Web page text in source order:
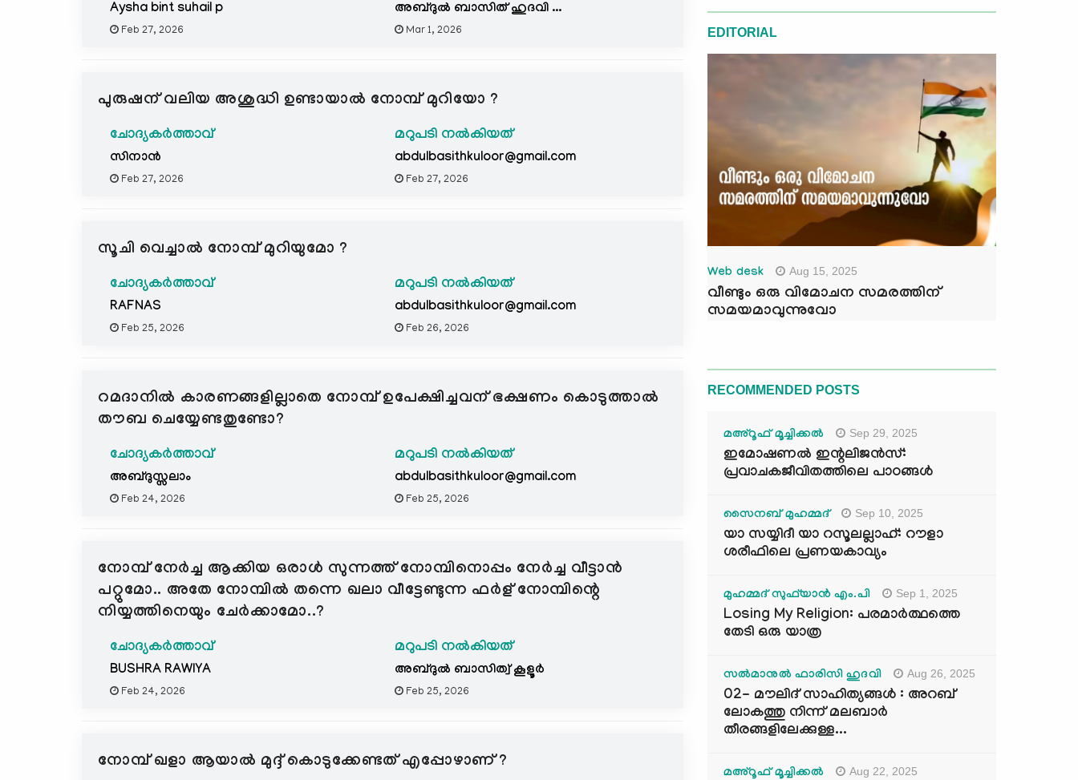
Aysha bint suhail p
Feb 27, 2026
അബ്ദുൽ ബാസിത് ഹുദവി ...
Mar 1, 2026
പുരുഷന് വലിയ അശുദ്ധി ഉണ്ടായാൽ നോമ്പ് മുറിയോ ?
ചോദ്യകർത്താവ്
സിനാൻ
Feb 27, 2026
മറുപടി നൽകിയത്
abdulbasithkuloor@gmail.com
Feb 27, 2026
സൂചി വെച്ചാൽ നോമ്പ് മുറിയുമോ ?
ചോദ്യകർത്താവ്
RAFNAS
Feb 25, 2026
മറുപടി നൽകിയത്
abdulbasithkuloor@gmail.com
Feb 26, 2026
റമദാനിൽ കാരണങ്ങളില്ലാതെ നോമ്പ് ഉപേക്ഷിച്ചവന് ഭക്ഷണം കൊടുത്താൽ
തൗബ ചെയ്യേണ്ടതുണ്ടോ?
ചോദ്യകർത്താവ്
അബ്ദുസ്സലാം
Feb 24, 2026
മറുപടി നൽകിയത്
abdulbasithkuloor@gmail.com
Feb 25, 2026
നോമ്പ് നേർച്ച ആക്കിയ ഒരാൾ സുന്നത്ത് നോമ്പിനൊപ്പം നേർച്ച വീട്ടാൻ
പറ്റുമോ.. അതേ നോമ്പിൽ തന്നെ ഖലാ വീട്ടേണ്ടുന്ന ഫർള് നോമ്പിന്റെ
നിയ്യത്തിനെയും ചേർക്കാമോ..?
ചോദ്യകർത്താവ്
BUSHRA RAWIYA
Feb 24, 2026
മറുപടി നൽകിയത്
അബ്ദുല്‍ ബാസിത്വ് കൂളൂര്‍
Feb 25, 2026
നോമ്പ് ഖളാ ആയാൽ മുദ്ദ് കൊടുക്കേണ്ടത് എപ്പോഴാണ് ?
EDITORIAL
Web desk Aug 15, 2025
വീണ്ടും ഒരു വിമോചന സമരത്തിന്
സമയമാവുന്നുവോ
RECOMMENDED POSTS
മഅ്റൂഫ് മൂച്ചിക്കല്‍ Sep 29, 2025
ഇമോഷണൽ ഇന്റലിജൻസ്:
പ്രവാചകജീവിതത്തിലെ പാഠങ്ങൾ
സൈനബ് മുഹമ്മദ് Sep 10, 2025
യാ സയ്യിദീ യാ റസൂലല്ലാഹ്: റൗളാ
ശരീഫിലെ പ്രണയകാവ്യം
മുഹമ്മദ് സുഫ്‌യാൻ എം.പി Sep 1, 2025
Losing My Religion: പരമാർത്ഥത്തെ
തേടി ഒരു യാത്ര
സൽമാനുൽ ഫാരിസി ഹുദവി Aug 26, 2025
02- മൗലിദ് സാഹിത്യങ്ങൾ : അറബ്
ലോകത്തു നിന്ന് മലബാർ
തീരങ്ങളിലേക്കുള്ള...
മഅ്റൂഫ് മൂച്ചിക്കല്‍ Aug 22, 2025